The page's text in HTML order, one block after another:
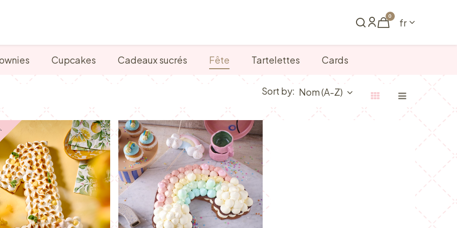
0
fr
Cupcakes Cadeaux sucrés Fête Tartelettes Cards
Sort by: Nom (A-Z)
!